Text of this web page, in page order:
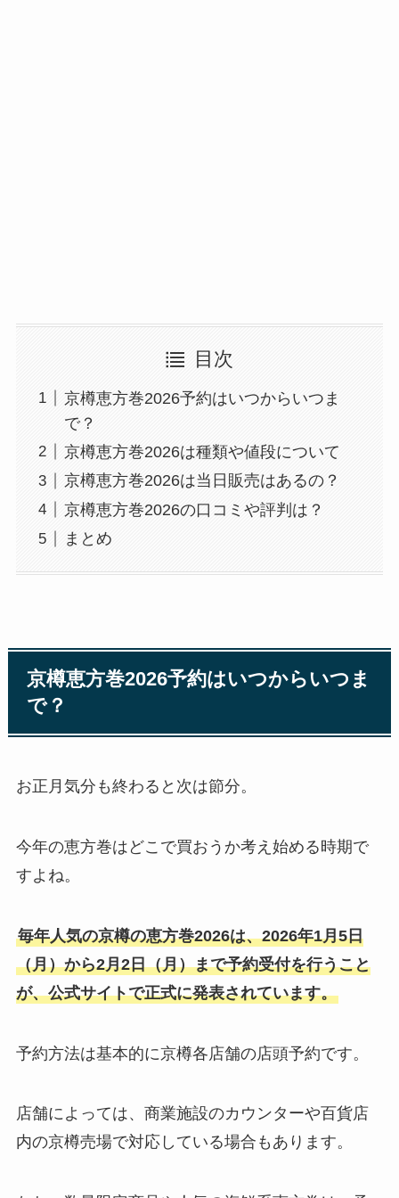
目次
京樽恵方巻2026予約はいつからいつま
で？
京樽恵方巻2026は種類や値段について
京樽恵方巻2026は当日販売はあるの？
京樽恵方巻2026の口コミや評判は？
まとめ
京樽恵方巻2026予約はいつからいつま
で？
お正月気分も終わると次は節分。
今年の恵方巻はどこで買おうか考え始める時期で
すよね。
毎年人気の京樽の恵方巻2026は、2026年1月5日
（月）から2月2日（月）まで予約受付を行うこと
が、公式サイトで正式に発表されています。
予約方法は基本的に京樽各店舗の店頭予約です。
店舗によっては、商業施設のカウンターや百貨店
内の京樽売場で対応している場合もあります。